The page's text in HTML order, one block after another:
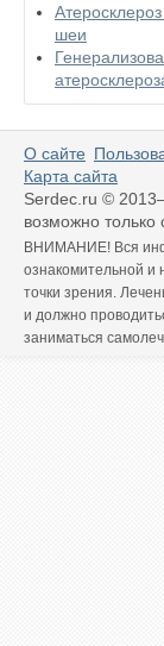
шеи
О сайте
Карта сайта
Serdec.ru ©
возможно только
ВНИМАНИЕ! Вся
ознакомительной и
точки зрения.
и должно
заниматься